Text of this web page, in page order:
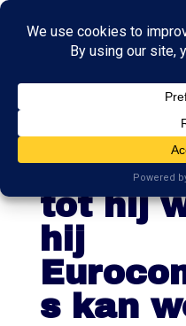
langer
tot hij
hij
s kan